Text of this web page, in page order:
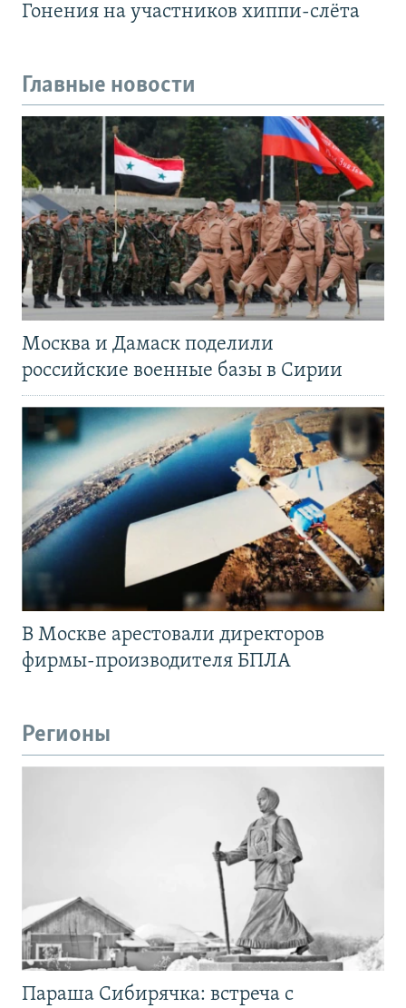
Гонения на участников хиппи-слёта
Главные новости
Москва и Дамаск поделили
российские военные базы в Сирии
В Москве арестовали директоров
фирмы-производителя БПЛА
Регионы
Параша Сибирячка: встреча с